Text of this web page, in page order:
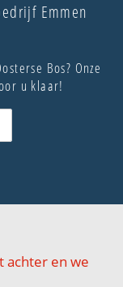
Emmen
Bos? Onze
u klaar!
achter en we